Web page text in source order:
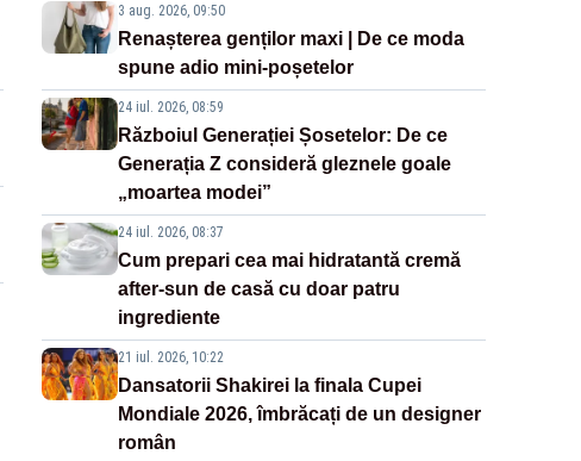
3 aug. 2026, 09:50
Renașterea genților maxi | De ce moda
spune adio mini-poșetelor
24 iul. 2026, 08:59
Războiul Generației Șosetelor: De ce
Generația Z consideră gleznele goale
„moartea modei”
24 iul. 2026, 08:37
Cum prepari cea mai hidratantă cremă
after-sun de casă cu doar patru
ingrediente
21 iul. 2026, 10:22
Dansatorii Shakirei la finala Cupei
Mondiale 2026, îmbrăcați de un designer
român